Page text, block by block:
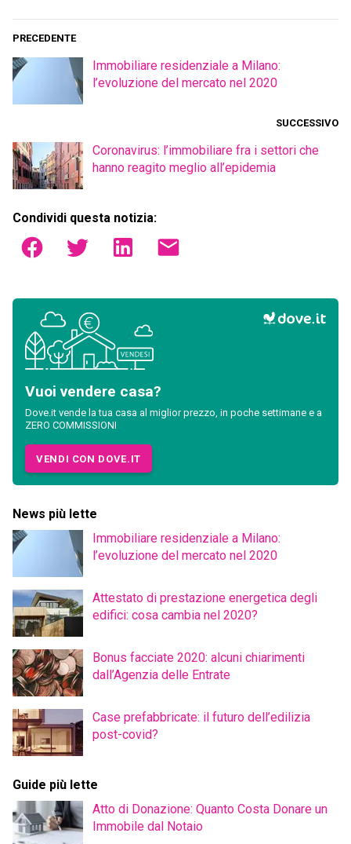
PRECEDENTE
Immobiliare residenziale a Milano:
l’evoluzione del mercato nel 2020
SUCCESSIVO
Coronavirus: l’immobiliare fra i settori che
hanno reagito meglio all’epidemia
Condividi questa notizia:
Vuoi vendere casa?
Dove.it vende la tua casa al miglior prezzo, in poche settimane e a
ZERO COMMISSIONI
VENDI CON DOVE.IT
News più lette
Immobiliare residenziale a Milano:
l’evoluzione del mercato nel 2020
Attestato di prestazione energetica degli
edifici: cosa cambia nel 2020?
Bonus facciate 2020: alcuni chiarimenti
dall’Agenzia delle Entrate
Case prefabbricate: il futuro dell’edilizia
post-covid?
Guide più lette
Atto di Donazione: Quanto Costa Donare un
Immobile dal Notaio